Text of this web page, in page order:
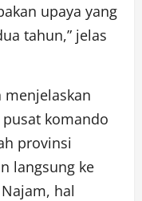
upaya yang
tahun,” jelas
menjelaskan
komando
provinsi
langsung ke
hal